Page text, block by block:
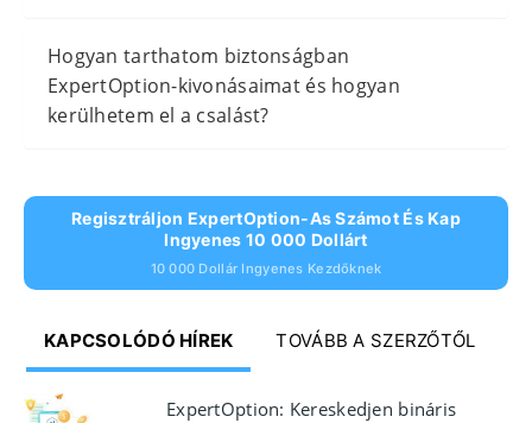
Hogyan tarthatom biztonságban
ExpertOption-kivonásaimat és hogyan
kerülhetem el a csalást?
Regisztráljon ExpertOption-As Számot És Kap
Ingyenes 10 000 Dollárt
10 000 Dollár Ingyenes Kezdőknek
KAPCSOLÓDÓ HÍREK TOVÁBB A SZERZŐTŐL
ExpertOption: Kereskedjen bináris